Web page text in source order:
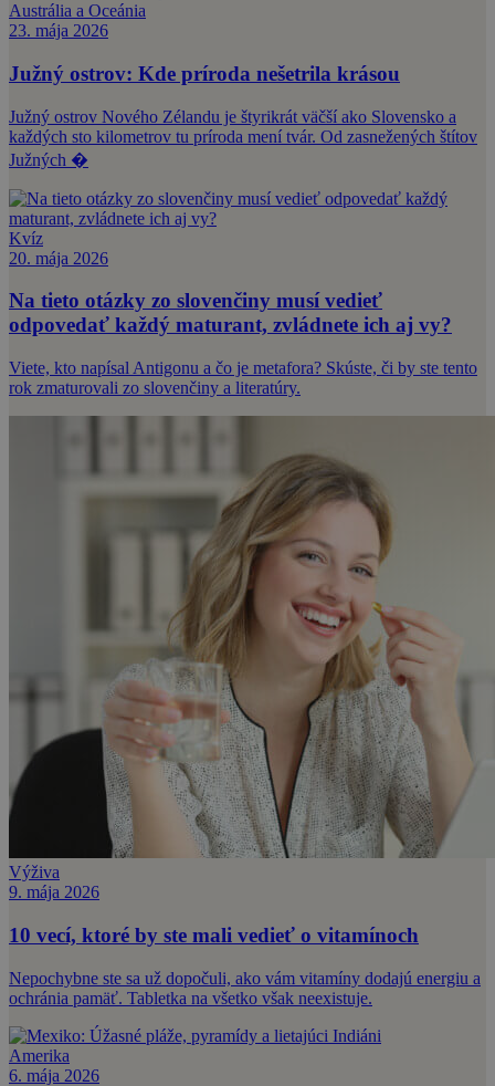
Austrália a Oceánia
23. mája 2026
Južný ostrov: Kde príroda nešetrila krásou
Južný ostrov Nového Zélandu je štyrikrát väčší ako Slovensko a
každých sto kilometrov tu príroda mení tvár. Od zasnežených štítov
Južných �
Kvíz
20. mája 2026
Na tieto otázky zo slovenčiny musí vedieť
odpovedať každý maturant, zvládnete ich aj vy?
Viete, kto napísal Antigonu a čo je metafora? Skúste, či by ste tento
rok zmaturovali zo slovenčiny a literatúry.
Výživa
9. mája 2026
10 vecí, ktoré by ste mali vedieť o vitamínoch
Nepochybne ste sa už dopočuli, ako vám vitamíny dodajú energiu a
ochránia pamäť. Tabletka na všetko však neexistuje.
Amerika
6. mája 2026